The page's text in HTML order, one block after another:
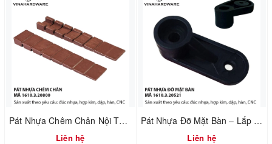
Pát Nhựa Chêm Chân Nội Thất – Xử Lý Nền Không Phẳng | Mã 1610.3.20800
Liên hệ
Pát Nhựa Đỡ Mặt Bàn – Lắp Ráp Nhanh & Chuẩn Khoảng Hở | Mã 1610.3.20521
Liên hệ